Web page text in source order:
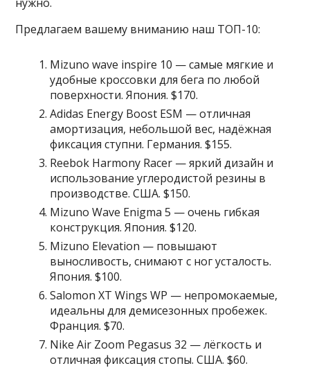
Предлагаем вашему вниманию наш ТОП-10:
Mizuno wave inspire 10 — самые мягкие и
удобные кроссовки для бега по любой
поверхности. Япония. $170.
Adidas Energy Boost ESM — отличная
амортизация, небольшой вес, надёжная
фиксация ступни. Германия. $155.
Reebok Harmony Racer — яркий дизайн и
использование углеродистой резины в
производстве. США. $150.
Mizuno Wave Enigma 5 — очень гибкая
конструкция. Япония. $120.
Mizuno Elevation — повышают
выносливость, снимают с ног усталость.
Япония. $100.
Salomon XT Wings WP — непромокаемые,
идеальны для демисезонных пробежек.
Франция. $70.
Nike Air Zoom Pegasus 32 — лёгкость и
отличная фиксация стопы. США. $60.